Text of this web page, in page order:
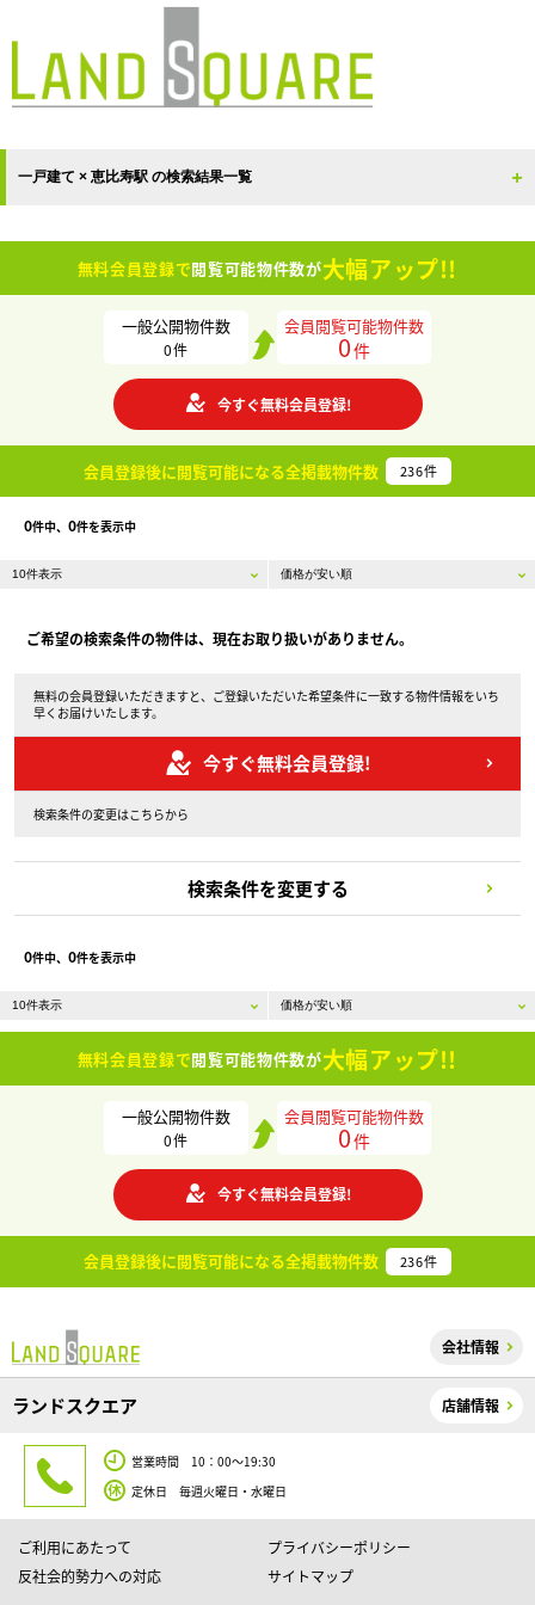
一戸建て × 恵比寿駅 の検索結果一覧
無料会員登録で閲覧可能物件数が大幅アップ!!
一般公開物件数
0件
会員閲覧可能物件数
0件
今すぐ無料会員登録!
会員登録後に閲覧可能になる全掲載物件数 236件
0件中、 0件を表示中
ご希望の検索条件の物件は、現在お取り扱いがありません。
無料の会員登録いただきますと、ご登録いただいた希望条件に一致する物件情報をいち
早くお届けいたします。
今すぐ無料会員登録!
検索条件の変更はこちらから
検索条件を変更する
0件中、 0件を表示中
無料会員登録で閲覧可能物件数が大幅アップ!!
一般公開物件数
0件
会員閲覧可能物件数
0件
今すぐ無料会員登録!
会員登録後に閲覧可能になる全掲載物件数 236件
会社情報
ランドスクエア 店舗情報
営業時間 10：00～19:30
定休日 毎週火曜日・水曜日
ご利用にあたって
プライバシーポリシー
反社会的勢力への対応
サイトマップ